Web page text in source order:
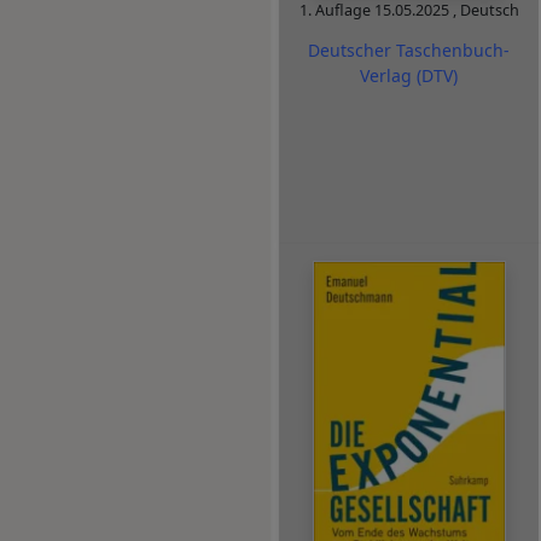
1. Auflage 15.05.2025 , Deutsch
Deutscher Taschenbuch-
Verlag (DTV)